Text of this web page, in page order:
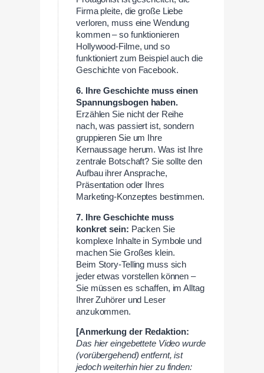
Firma pleite, die große Liebe
verloren, muss eine Wendung
kommen – so funktionieren
Hollywood-Filme, und so
funktioniert zum Beispiel auch die
Geschichte von Facebook.
6. Ihre Geschichte muss einen
Spannungsbogen haben.
Erzählen Sie nicht der Reihe
nach, was passiert ist, sondern
gruppieren Sie um Ihre
Kernaussage herum. Was ist Ihre
zentrale Botschaft? Sie sollte den
Aufbau ihrer Ansprache,
Präsentation oder Ihres
Marketing-Konzeptes bestimmen.
7. Ihre Geschichte muss
konkret sein: Packen Sie
komplexe Inhalte in Symbole und
machen Sie Großes klein.
Beim Story-Telling muss sich
jeder etwas vorstellen können –
Sie müssen es schaffen, im Alltag
Ihrer Zuhörer und Leser
anzukommen.
[Anmerkung der Redaktion:
Das hier eingebettete Video wurde
(vorübergehend) entfernt, ist
jedoch weiterhin hier zu finden: